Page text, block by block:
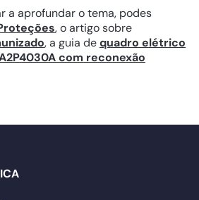
a aprofundar o tema, podes
, o artigo sobre
, a guia dequadro elétrico
com reconexão